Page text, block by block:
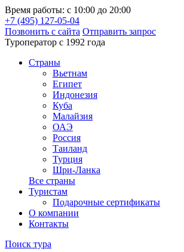
Время работы: с 10:00 до 20:00
+7 (495) 127-05-04
Позвонить с сайта Отправить запрос
Туроператор с 1992 года
Cтраны
Вьетнам
Египет
Индонезия
Куба
Малайзия
ОАЭ
Россия
Таиланд
Турция
Шри-Ланка
Все страны
Туристам
Подарочные сертификаты
О компании
Контакты
Поиск тура